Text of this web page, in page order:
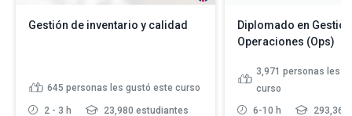
Gestión de inventario y calidad
645 personas les gustó este curso
2 - 3 h 23,980 estudiantes
Diplomado en
Operaciones (Ops)
3,971 personas les
curso
6-10 h